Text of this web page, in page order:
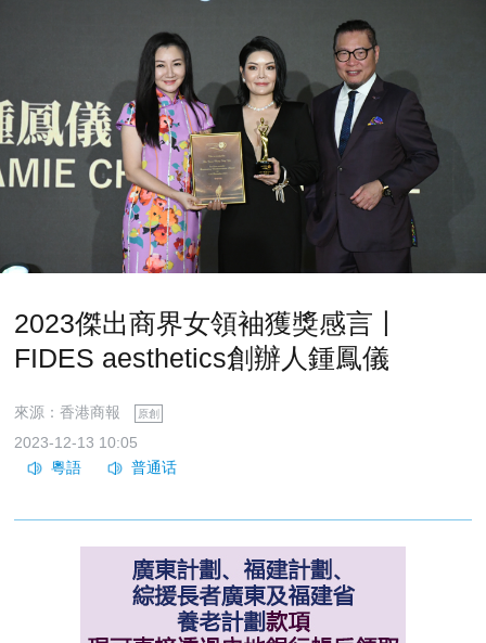
2023傑出商界女領袖獲獎感言丨
FIDES aesthetics創辦人鍾鳳儀
來源：香港商報 原創
2023-12-13 10:05